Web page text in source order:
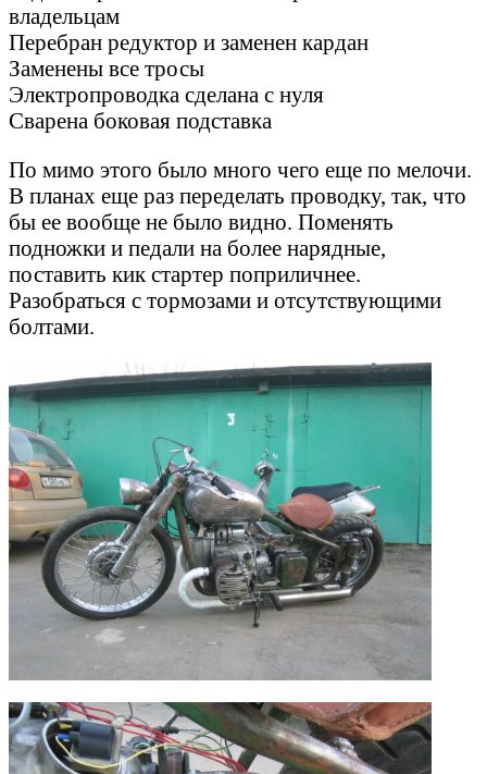
владельцам
Перебран редуктор и заменен кардан
Заменены все тросы
Электропроводка сделана с нуля
Сварена боковая подставка
По мимо этого было много чего еще по мелочи.
В планах еще раз переделать проводку, так, что
бы ее вообще не было видно. Поменять
подножки и педали на более нарядные,
поставить кик стартер поприличнее.
Разобраться с тормозами и отсутствующими
болтами.